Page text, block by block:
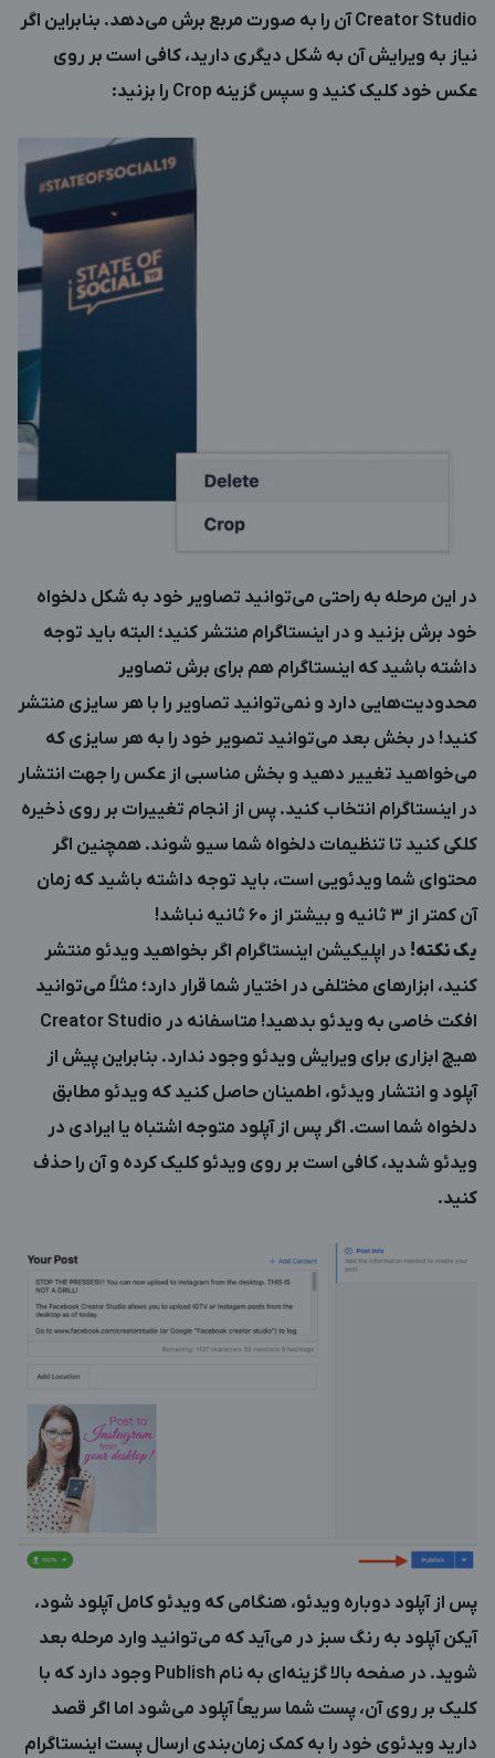
Creator Studio آن را به صورت مربع برش می‌دهد. بنابراین اگر
نیاز به ویرایش آن به شکل دیگری دارید، کافی است بر روی
عکس خود کلیک کنید و سپس گزینه Crop را بزنید:
در این مرحله به راحتی می‌توانید تصاویر خود به شکل دلخواه
خود برش بزنید و در اینستاگرام منتشر کنید؛ البته باید توجه
داشته باشید که اینستاگرام هم برای برش تصاویر
محدودیت‌هایی دارد و نمی‌توانید تصاویر را با هر سایزی منتشر
کنید! در بخش بعد می‌توانید تصویر خود را به هر سایزی که
می‌خواهید تغییر دهید و بخش مناسبی از عکس را جهت انتشار
در اینستاگرام انتخاب کنید. پس از انجام تغییرات بر روی ذخیره
کلکی کنید تا تنظیمات دلخواه شما سیو شوند. همچنین اگر
محتوای شما ویدئویی است، باید توجه داشته باشید که زمان
آن کمتر از 3 ثانیه و بیشتر از 60 ثانیه نباشد!
یک نکته! در اپلیکیشن اینستاگرام اگر بخواهید ویدئو منتشر
کنید، ابزارهای مختلفی در اختیار شما قرار دارد؛ مثلاً می‌توانید
افکت خاصی به ویدئو بدهید! متاسفانه در Creator Studio
هیچ ابزاری برای ویرایش ویدئو وجود ندارد. بنابراین پیش از
آپلود و انتشار ویدئو، اطمینان حاصل کنید که ویدئو مطابق
دلخواه شما است. اگر پس از آپلود متوجه اشتباه یا ایرادی در
ویدئو شدید، کافی است بر روی ویدئو کلیک کرده و آن را حذف
کنید.
پس از آپلود دوباره ویدئو، هنگامی که ویدئو کامل آپلود شود،
آیکن آپلود به رنگ سبز در می‌آید که می‌توانید وارد مرحله بعد
شوید. در صفحه بالا گزینه‌ای به نام Publish وجود دارد که با
کلیک بر روی آن، پست شما سریعاً آپلود می‌شود اما اگر قصد
دارید ویدئوی خود را به کمک زمان‌بندی ارسال پست اینستاگرام